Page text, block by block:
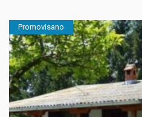
Promovisano